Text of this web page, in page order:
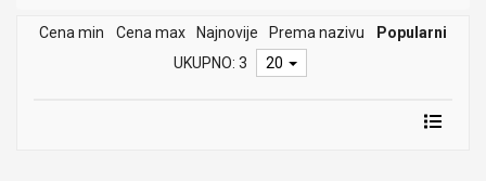
Cena min Cena max Najnovije Prema nazivu
Popularni
UKUPNO: 3
20